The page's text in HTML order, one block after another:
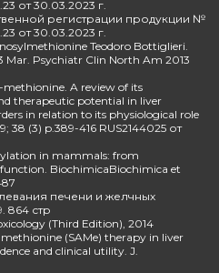
от 30.03.2023 г.
регистрации продукции №
от 30.03.2023 г.
Teodoro Bottiglieri.
Mar. Psychiatr Clin North Am 2013
methionine. A review of its
therapeutic potential in liver
in relation to its physiological role
38 (3) p.389-416 RUS2144025 от
in mammals: from
BiochimicaBiochimica et
печени и желчных
864 стр
(Third Edition), 2014
(SAMe) therapy in liver
and clinical utility. J.